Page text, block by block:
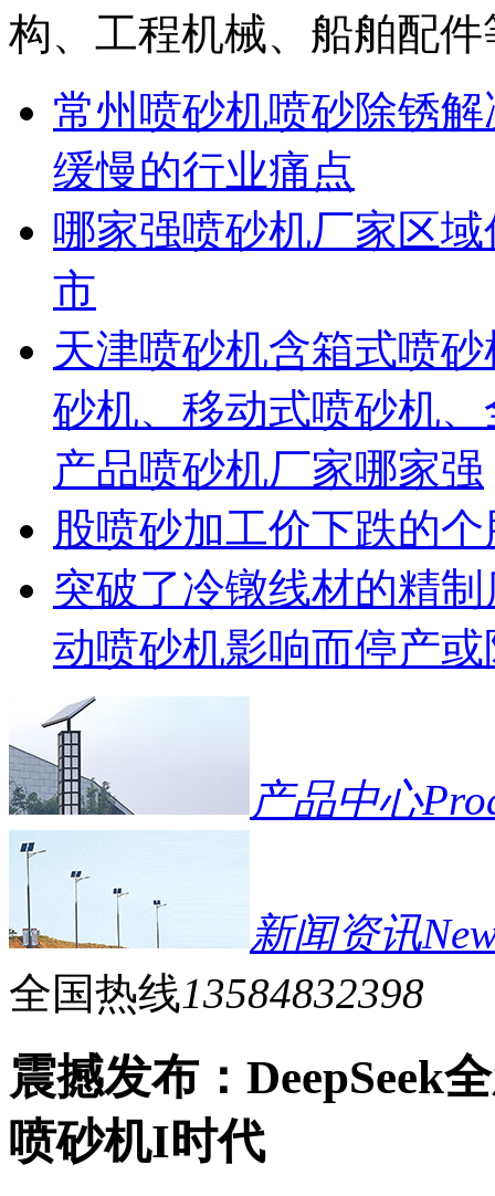
构、工程机械、船舶配件
常州喷砂机喷砂除锈
缓慢的行业痛点
哪家强喷砂机厂家区
市
天津喷砂机含箱式喷
砂机、移动式喷砂机
产品喷砂机厂家哪家强
股喷砂加工价下跌的
突破了冷镦线材的精
动喷砂机影响而停产
产品中心
新闻资讯
全国热线13584832398
震撼发布：DeepSeek
喷砂机I时代